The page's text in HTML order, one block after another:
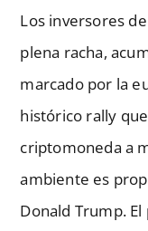
Los inversores
plena racha,
marcado por la
histórico rally
criptomoneda a
ambiente es
Donald Trump.